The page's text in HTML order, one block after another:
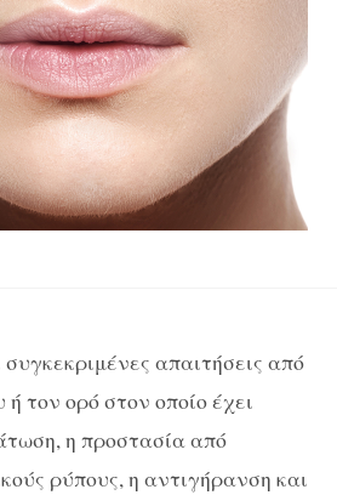
απαιτήσεις από
τον ορό στον οποίο έχει
η προστασία από
ρύπους, η αντιγήρανση και